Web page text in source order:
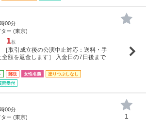
00分
ー (東京)
1枚
取引成立後の公演中止対応：送料・手
額を返金します］ 入金日の7日後まで
郵送 女性名義
塗りつぶしなし
問受付
00分
ー (東京)
1